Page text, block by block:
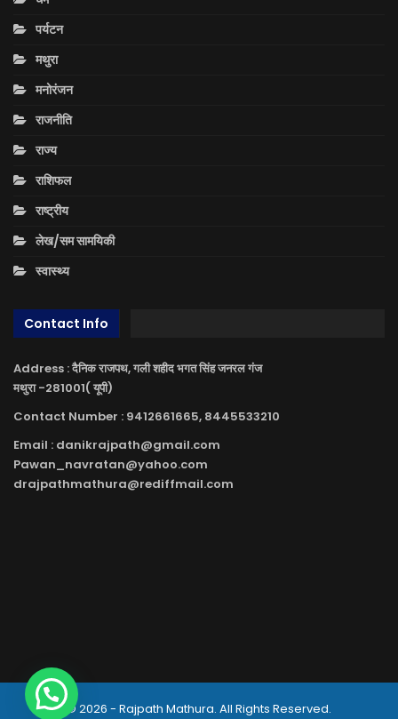
पर्यटन
मथुरा
मनोरंजन
राजनीति
राज्य
राशिफल
राष्ट्रीय
लेख/सम सामयिकी
स्वास्थ्य
Contact Info
Address : दैनिक राजपथ, गली शहीद भगत सिंह जनरल गंज
मथुरा -281001( यूपी)
Contact Number : 9412661665, 8445533210
Email : danikrajpath@gmail.com
Pawan_navratan@yahoo.com
drajpathmathura@rediffmail.com
© 2026 - Rajpath Mathura. All Rights Reserved.